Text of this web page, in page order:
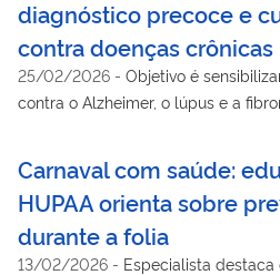
diagnóstico precoce e
contra doenças crônicas
25/02/2026 - Objetivo é
contra o Alzheimer, o lúpus e a
Carnaval com saúde:
HUPAA orienta sobre
durante a folia
13/02/2026 - Especialista